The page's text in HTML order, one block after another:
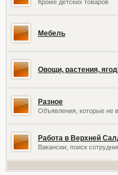
Кроме детских товаров
Мебель
Овощи, растения,
Разное
Объявления, которые не
Работа в Верхней
Вакансии, поиск